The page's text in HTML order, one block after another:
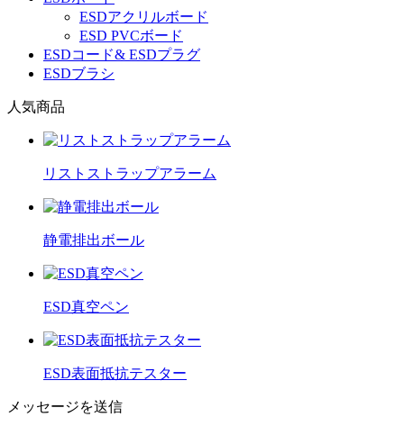
ESDアクリルボード
ESD PVCボード
ESDコード& ESDプラグ
ESDブラシ
人気商品
リストストラップアラーム
静電排出ボール
ESD真空ペン
ESD表面抵抗テスター
メッセージを送信